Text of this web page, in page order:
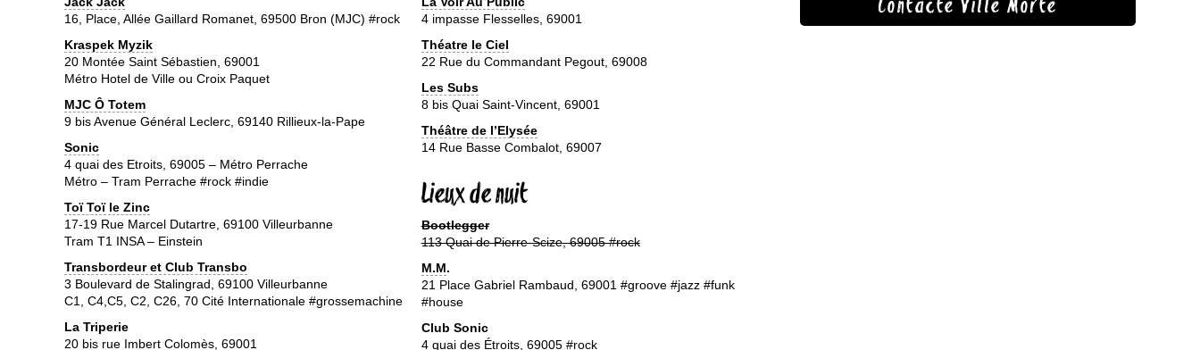
16, Place, Allée Gaillard Romanet, 69500 Bron (MJC) #rock
Kraspek Myzik
20 Montée Saint Sébastien, 69001
Métro Hotel de Ville ou Croix Paquet
MJC Ô Totem
9 bis Avenue Général Leclerc, 69140 Rillieux-la-Pape
Sonic
4 quai des Etroits, 69005 – Métro Perrache
Métro – Tram Perrache #rock #indie
Toï Toï le Zinc
17-19 Rue Marcel Dutartre, 69100 Villeurbanne
Tram T1 INSA – Einstein
Transbordeur et Club Transbo
3 Boulevard de Stalingrad, 69100 Villeurbanne
C1, C4,C5, C2, C26, 70 Cité Internationale #grossemachine
La Triperie
20 bis rue Imbert Colomès, 69001
4 impasse Flesselles, 69001
Théatre le Ciel
22 Rue du Commandant Pegout, 69008
Les Subs
8 bis Quai Saint-Vincent, 69001
Théâtre de l’Elysée
14 Rue Basse Combalot, 69007
Lieux de nuit
Bootlegger
113 Quai de Pierre-Scize, 69005 #rock
M.M.
21 Place Gabriel Rambaud, 69001 #groove #jazz #funk
#house
Club Sonic
4 quai des Étroits, 69005 #rock
Contacte Ville Morte